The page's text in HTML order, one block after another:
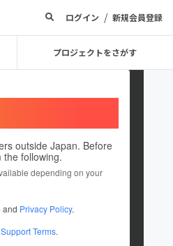
ログイン / 新規会員登録
プロジェクトをさがす
outside Japan. Before
following.
depending on your
and Privacy Policy.
Terms.
Love
を投稿しています